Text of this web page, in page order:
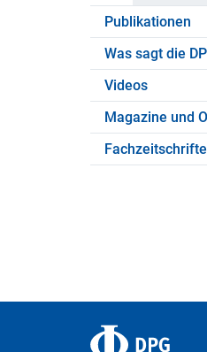
Publikationen
Was sagt die
Videos
Magazine und